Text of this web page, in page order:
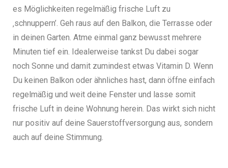
es Möglichkeiten regelmäßig frische Luft zu
‚schnuppern’. Geh raus auf den Balkon, die Terrasse oder
in deinen Garten. Atme einmal ganz bewusst mehrere
Minuten tief ein. Idealerweise tankst Du dabei sogar
noch Sonne und damit zumindest etwas Vitamin D. Wenn
Du keinen Balkon oder ähnliches hast, dann öffne einfach
regelmäßig und weit deine Fenster und lasse somit
frische Luft in deine Wohnung herein. Das wirkt sich nicht
nur positiv auf deine Sauerstoffversorgung aus, sondern
auch auf deine Stimmung.